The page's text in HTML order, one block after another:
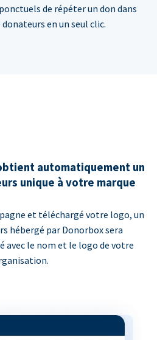
de répéter un don dans
en un seul clic.
automatiquement un
unique à votre marque
et téléchargé votre logo, un
hébergé par Donorbox sera
avec le nom et le logo de votre